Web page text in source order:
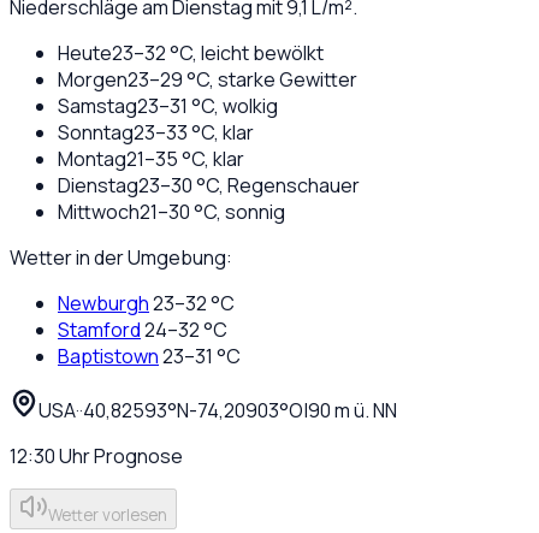
Niederschläge am Dienstag mit 9,1 L/m².
Heute23–32°C, leicht bewölkt
Morgen23–29°C, starke Gewitter
Samstag23–31 °C, wolkig
Sonntag23–33°C, klar
Montag21–35°C, klar
Dienstag23–30°C, Regenschauer
Mittwoch21–30°C, sonnig
Wetter in der Umgebung:
Newburgh23–32°C
Stamford24–32°C
Baptistown23–31 °C
USA··40,82593°N-74,20903°O|90m ü. NN
12:30UhrPrognose
Wetter vorlesen